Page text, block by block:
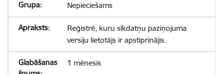
Nepieciešams
Reģistrē, kuru sīkdatņu paziņojuma
versiju lietotājs ir apstiprinājis.
1 mēnesis